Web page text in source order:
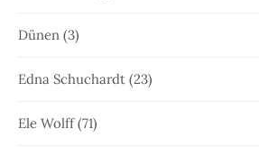
Dünen (3)
Edna Schuchardt (23)
Ele Wolff(71)